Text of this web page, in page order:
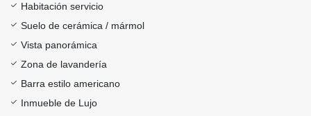
Habitación servicio
Suelo de cerámica / mármol
Vista panorámica
Zona de lavandería
Barra estilo americano
Inmueble de Lujo